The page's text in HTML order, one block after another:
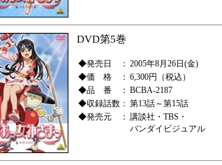
DVD第5巻
◆発売日 ： 2005年8月26日(金)
◆価 格 ： 6,300円（税込）
◆品 番 ： BCBA-2187
◆収録話数： 第13話～第15話
◆発売元 ： 講談社・TBS・
バンダイビジュアル